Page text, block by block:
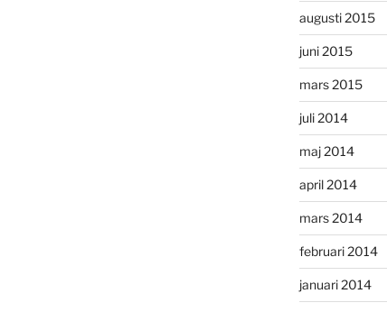
augusti 2015
juni 2015
mars 2015
juli 2014
maj 2014
april 2014
mars 2014
februari 2014
januari 2014